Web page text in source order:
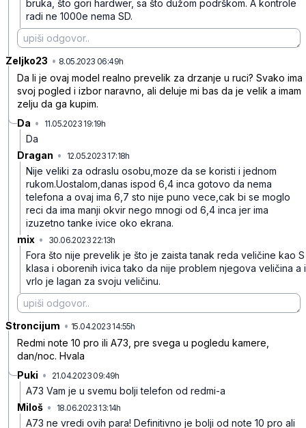
bruka, što gori hardwer, sa što dužom podrškom. A kontrole
radi ne 1000e nema SD.
Zeljko23 • 8.05.2023 06:49h
Da li je ovaj model realno prevelik za drzanje u ruci? Svako ima
svoj pogled i izbor naravno, ali deluje mi bas da je velik a imam
zelju da ga kupim.
Da • 11.05.2023 19:19h
Da
Dragan • 12.05.2023 17:18h
Nije veliki za odraslu osobu,moze da se koristi i jednom
rukom.Uostalom,danas ispod 6,4 inca gotovo da nema
telefona a ovaj ima 6,7 sto nije puno vece,cak bi se moglo
reci da ima manji okvir nego mnogi od 6,4 inca jer ima
izuzetno tanke ivice oko ekrana.
mix • 30.06.2023 22:13h
Fora što nije prevelik je što je zaista tanak reda veličine kao S
klasa i oborenih ivica tako da nije problem njegova veličina a i
vrlo je lagan za svoju veličinu.
Stroncijum • 15.04.2023 14:55h
Redmi note 10 pro ili A73, pre svega u pogledu kamere,
dan/noc. Hvala
Puki • 21.04.2023 09:49h
A73 Vam je u svemu bolji telefon od redmi-a
Miloš • 18.06.2023 13:14h
A73 ne vredi ovih para! Definitivno je bolji od note 10 pro ali